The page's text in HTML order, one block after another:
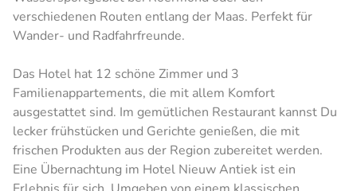
verschiedenen Routen entlang der Maas. Perfekt für
Wander- und Radfahrfreunde.
Das Hotel hat 12 schöne Zimmer und 3
Familienappartements, die mit allem Komfort
ausgestattet sind. Im gemütlichen Restaurant kannst Du
lecker frühstücken und Gerichte genießen, die mit
frischen Produkten aus der Region zubereitet werden.
Eine Übernachtung im Hotel Nieuw Antiek ist ein